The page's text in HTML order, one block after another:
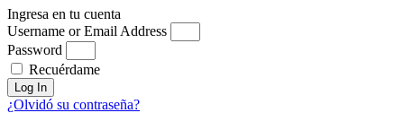
Ingresa en tu cuenta
Username or Email Address
Password
Recuérdame
Log In
¿Olvidó su contraseña?